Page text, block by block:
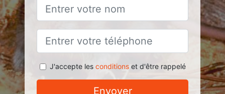
J'accepte les conditionset d'être rappelé
Envoyer